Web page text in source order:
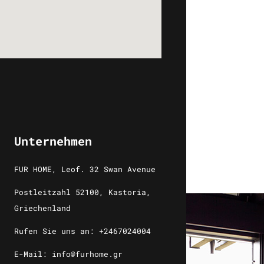
Unternehmen
FUR HOME, Leof. 32 Swan Avenue
Postleitzahl 52100, Kastoria,
Griechenland
Rufen Sie uns an: +2467024004
E-Mail: info@furhome.gr